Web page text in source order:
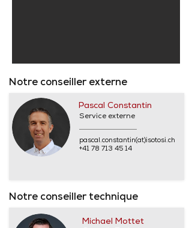
Notre conseiller externe
Pascal Constantin
Service externe
pascal.constantin(at)isotosi.ch
+41 78 713 45 14
Notre conseiller technique
Michael Mottet